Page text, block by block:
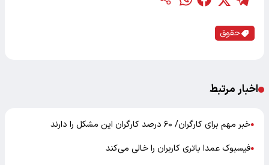
حقوق
اخبار مرتبط
●خبر مهم برای کارگران/ ۶۰ درصد کارگران این مشکل را دارند
●فیسبوک عمدا باتری کاربران را خالی می‌کند